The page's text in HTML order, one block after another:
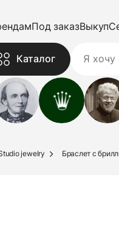
Под заказВыкуп
Каталог
jewelry Браслет с